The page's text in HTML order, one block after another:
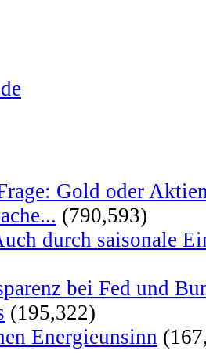
Gold oder
(790,593)
durch saisonale
bei Fed und
(195,322)
Energieunsinn